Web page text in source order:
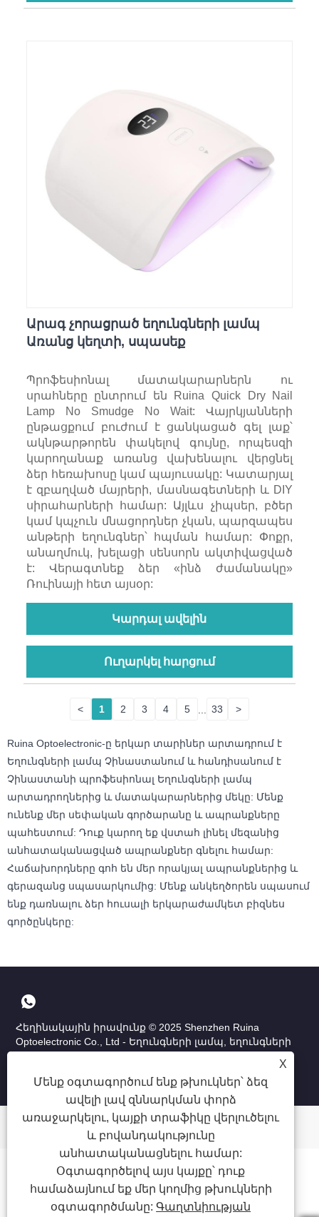
Արագ չորացրած եղունգների լամպ
Առանց կեղտի, սպասեք
Պրոֆեսիոնալ մատակարարներն ու
սրահները ընտրում են Ruina Quick Dry Nail
Lamp No Smudge No Wait: Վայրկյանների
ընթացքում բուժում է ցանկացած գել լաք՝
ակնթարթորեն փակելով գույնը, որպեսզի
կարողանաք առանց վախենալու վերցնել
ձեր հեռախոսը կամ պայուսակը: Կատարյալ
է զբաղված մայրերի, մասնագետների և DIY
սիրահարների համար: Այլևս չիպսեր, բծեր
կամ կպչուն մնացորդներ չկան, պարզապես
անթերի եղունգներ՝ հպման համար: Փոքր,
անաղմուկ, խելացի սենսորն ակտիվացված
է: Վերագտնեք ձեր «ինձ ժամանակը»
Ռուինայի հետ այսօր:
Կարդալ ավելին
Ուղարկել հարցում
< 1 2 3 4 5 33 >
Ruina Optoelectronic-ը երկար տարիներ արտադրում է
Եղունգների լամպ Չինաստանում և հանդիսանում է
Չինաստանի պրոֆեսիոնալ Եղունգների լամպ
արտադրողներից և մատակարարներից մեկը: Մենք
ունենք մեր սեփական գործարանը և ապրանքները
պահեստում: Դուք կարող եք վստահ լինել մեզանից
անհատականացված ապրանքներ գնելու համար:
Հաճախորդները գոհ են մեր որակյալ ապրանքներից և
գերազանց սպասարկումից: Մենք անկեղծորեն սպասում
ենք դառնալու ձեր հուսալի երկարաժամկետ բիզնես
գործընկերը:
X
Մենք օգտագործում ենք թխուկներ՝ ձեզ
ավելի լավ զննարկման փորձ
առաջարկելու, կայքի տրաֆիկը վերլուծելու
և բովանդակությունը
անհատականացնելու համար:
Օգտագործելով այս կայքը՝ դուք
համաձայնում եք մեր կողմից թխուկների
օգտագործմանը:Գաղտնիության
Հեղինակային իրավունք © 2025 Shenzhen Ruina
Optoelectronic Co., Ltd - Եղունգների լամպ, եղունգների